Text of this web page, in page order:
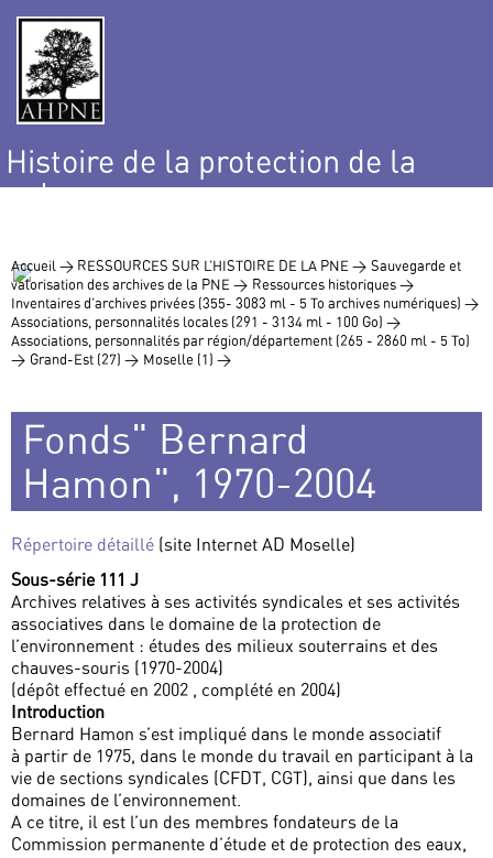
Histoire de la protection de la
nature
Accueil > RESSOURCES SUR L’HISTOIRE DE LA PNE > Sauvegarde et
valorisation des archives de la PNE > Ressources historiques >
Inventaires d’archives privées (355- 3083 ml - 5 To archives numériques) >
Associations, personnalités locales (291 - 3134 ml - 100 Go) >
Associations, personnalités par région/département (265 - 2860 ml - 5 To)
> Grand-Est (27) > Moselle (1) >
Fonds" Bernard
Hamon", 1970-2004
Répertoire détaillé (site Internet AD Moselle)
Sous-série 111 J
Archives relatives à ses activités syndicales et ses activités
associatives dans le domaine de la protection de
l’environnement : études des milieux souterrains et des
chauves-souris (1970-2004)
(dépôt effectué en 2002 , complété en 2004)
Introduction
Bernard Hamon s’est impliqué dans le monde associatif
à partir de 1975, dans le monde du travail en participant à la
vie de sections syndicales (CFDT, CGT), ainsi que dans les
domaines de l’environnement.
A ce titre, il est l’un des membres fondateurs de la
Commission permanente d’étude et de protection des eaux,